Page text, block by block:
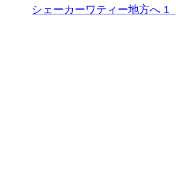
シェーカーワティー地方へ 1